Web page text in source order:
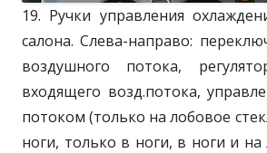
19. Ручки управления
салона. Слева-направо:
воздушного потока,
входящего возд.потока,
потоком (только на лобовое
ноги, только в ноги, в ноги и